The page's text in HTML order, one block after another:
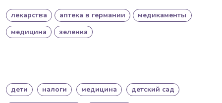
лекарства аптека в германии
медикаменты
медицина
зеленка
дети налоги медицина
детский сад